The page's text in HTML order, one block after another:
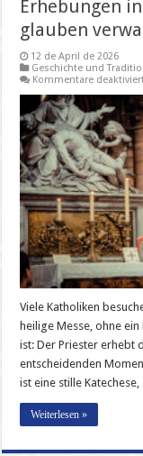
Erhebungen
glauben
12 de April de 2026
Geschichte und
Kommentare
Viele Katholiken
heilige Messe, ohne
ist: Der Priester erhebt
entscheidenden
ist eine stille
Weiterlesen »